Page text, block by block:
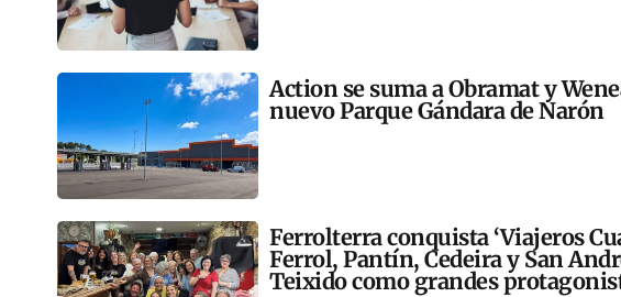
Action se suma a Obramat y
nuevo Parque Gándara de Narón
Ferrolterra conquista ‘Viajeros
Ferrol, Pantín, Cedeira y San
Teixido como grandes